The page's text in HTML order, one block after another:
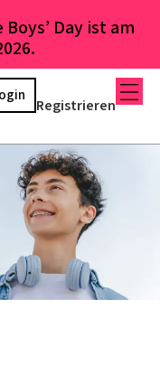
Boys’ Day ist am
Registrieren